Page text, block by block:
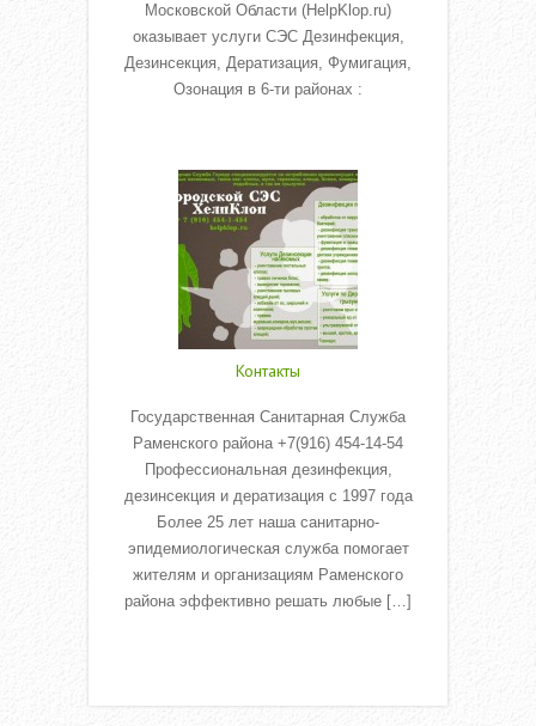
Московской Области (HelpKlop.ru)
оказывает услуги СЭС Дезинфекция,
Дезинсекция, Дератизация, Фумигация,
Озонация в 6-ти районах :
Контакты
Государственная Санитарная Служба
Раменского района +7(916) 454-14-54
Профессиональная дезинфекция,
дезинсекция и дератизация с 1997 года
Более 25 лет наша санитарно-
эпидемиологическая служба помогает
жителям и организациям Раменского
района эффективно решать любые […]